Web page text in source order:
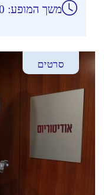
משך המופע: 80 ד׳
סרטים